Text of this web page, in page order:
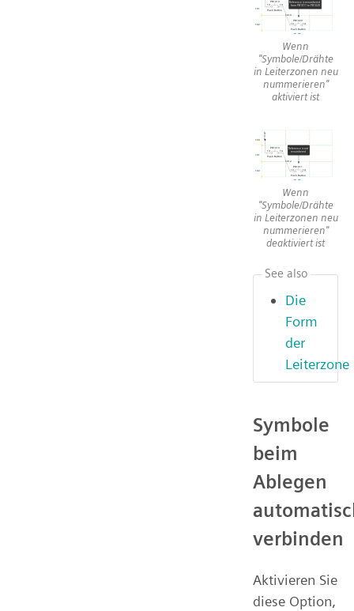
Wenn
"Symbole/Drähte
in Leiterzonen neu
nummerieren"
aktiviert ist
Wenn
"Symbole/Drähte
in Leiterzonen neu
nummerieren"
deaktiviert ist
Die
Form
der
Leiterzone
See also
Symbole
beim
Ablegen
verbinden
Aktivieren Sie
diese Option,